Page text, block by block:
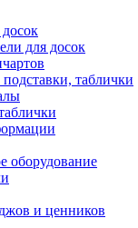
для досок
таблички
оборудование
и ценников